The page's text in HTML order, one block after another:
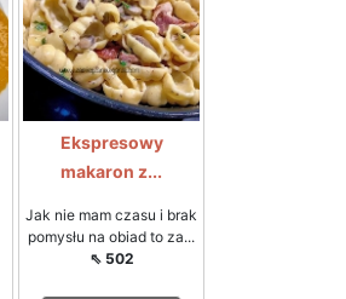
Ekspresowy
makaron z...
Jak nie mam czasu i brak
pomysłu na obiad to za...
⇖ 502